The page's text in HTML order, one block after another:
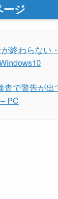
ジ
終わらない
査で警告が出
PC